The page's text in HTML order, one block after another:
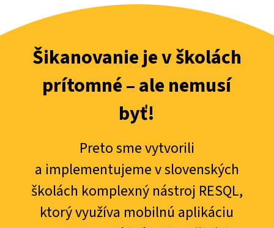
Šikanovanie je v školách
prítomné – ale nemusí
byť!
Preto sme vytvorili
a implementujeme v slovenských
školách komplexný nástroj RESQL,
ktorý využíva mobilnú aplikáciu